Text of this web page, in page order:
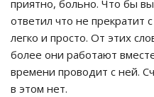
приятно, больно. Что бы
ответил что не прекратит
легко и просто. От этих
более они работают
времени проводит с ней.
в этом нет.